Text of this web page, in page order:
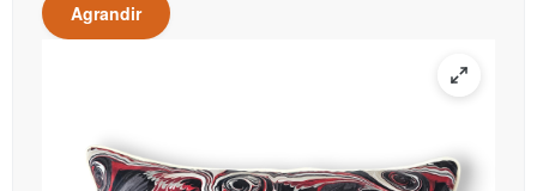
Agrandir